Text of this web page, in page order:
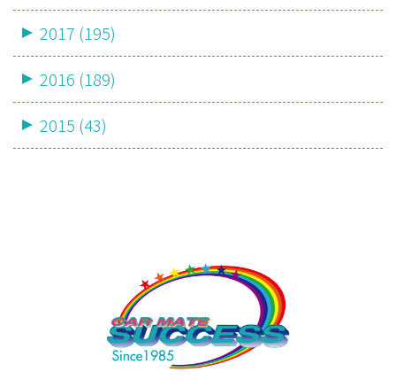
2017 (195)
2016 (189)
2015 (43)